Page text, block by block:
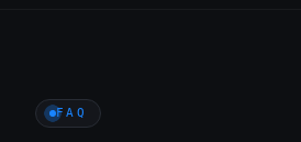
FAQ